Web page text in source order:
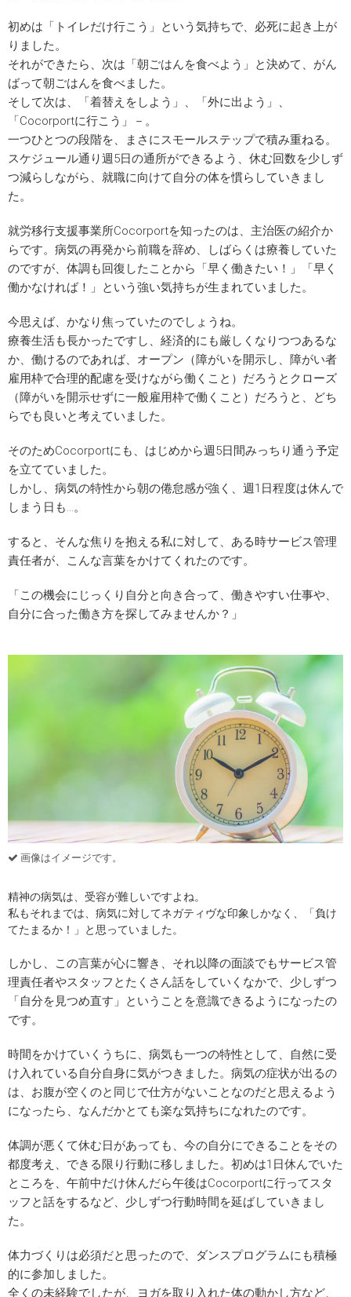
初めは「トイレだけ行こう」という気持ちで、必死に起き上が
りました。
それができたら、次は「朝ごはんを食べよう」と決めて、がん
ばって朝ごはんを食べました。
そして次は、「着替えをしよう」、「外に出よう」、
「Cocorportに行こう」－。
一つひとつの段階を、まさにスモールステップで積み重ねる。
スケジュール通り週5日の通所ができるよう、休む回数を少しず
つ減らしながら、就職に向けて自分の体を慣らしていきまし
た。
就労移行支援事業所Cocorportを知ったのは、主治医の紹介か
らです。病気の再発から前職を辞め、しばらくは療養していた
のですが、体調も回復したことから「早く働きたい！」「早く
働かなければ！」という強い気持ちが生まれていました。
今思えば、かなり焦っていたのでしょうね。
療養生活も長かったですし、経済的にも厳しくなりつつあるな
か、働けるのであれば、オープン（障がいを開示し、障がい者
雇用枠で合理的配慮を受けながら働くこと）だろうとクローズ
（障がいを開示せずに一般雇用枠で働くこと）だろうと、どち
らでも良いと考えていました。
そのためCocorportにも、はじめから週5日間みっちり通う予定
を立てていました。
しかし、病気の特性から朝の倦怠感が強く、週1日程度は休んで
しまう日も…。
すると、そんな焦りを抱える私に対して、ある時サービス管理
責任者が、こんな言葉をかけてくれたのです。
「この機会にじっくり自分と向き合って、働きやすい仕事や、
自分に合った働き方を探してみませんか？」
画像はイメージです。
精神の病気は、受容が難しいですよね。
私もそれまでは、病気に対してネガティヴな印象しかなく、「負け
てたまるか！」と思っていました。
しかし、この言葉が心に響き、それ以降の面談でもサービス管
理責任者やスタッフとたくさん話をしていくなかで、少しずつ
「自分を見つめ直す」ということを意識できるようになったの
です。
時間をかけていくうちに、病気も一つの特性として、自然に受
け入れている自分自身に気がつきました。病気の症状が出るの
は、お腹が空くのと同じで仕方がないことなのだと思えるよう
になったら、なんだかとても楽な気持ちになれたのです。
体調が悪くて休む日があっても、今の自分にできることをその
都度考え、できる限り行動に移しました。初めは1日休んでいた
ところを、午前中だけ休んだら午後はCocorportに行ってスタ
ッフと話をするなど、少しずつ行動時間を延ばしていきまし
た。
体力づくりは必須だと思ったので、ダンスプログラムにも積極
的に参加しました。
全くの未経験でしたが、ヨガを取り入れた体の動かし方など、